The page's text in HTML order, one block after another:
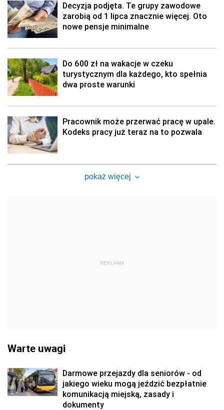
Decyzja podjęta. Te grupy zawodowe
zarobią od 1 lipca znacznie więcej. Oto
nowe pensje minimalne
Do 600 zł na wakacje w czeku
turystycznym dla każdego, kto spełnia
dwa proste warunki
Pracownik może przerwać pracę w upale.
Kodeks pracy już teraz na to pozwala
pokaż więcej
REKLAMA
Warte uwagi
Darmowe przejazdy dla seniorów - od
jakiego wieku mogą jeździć bezpłatnie
komunikacją miejską, zasady i
dokumenty